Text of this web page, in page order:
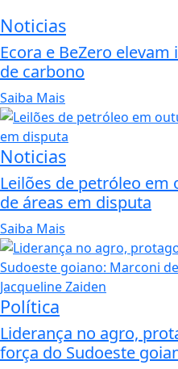
Noticias
Ecora e BeZero
de carbono
Saiba Mais
Noticias
Leilões de petróleo
de áreas em disputa
Saiba Mais
Política
Liderança no agro,
força do Sudoeste